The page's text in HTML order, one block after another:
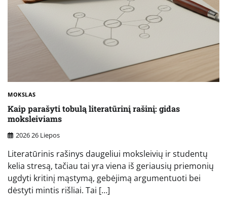
MOKSLAS
Kaip parašyti tobulą literatūrinį rašinį: gidas
moksleiviams
2026 26 Liepos
Literatūrinis rašinys daugeliui moksleivių ir studentų
kelia stresą, tačiau tai yra viena iš geriausių priemonių
ugdyti kritinį mąstymą, gebėjimą argumentuoti bei
dėstyti mintis rišliai. Tai […]